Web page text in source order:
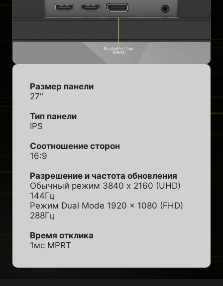
Размер панели
27"
Тип панели
IPS
Соотношение сторон
16:9
Разрешение и частота обновления
Обычный режим 3840 x 2160 (UHD)
144Гц
Режим Dual Mode 1920 x 1080 (FHD)
288Гц
Время отклика
1мс MPRT